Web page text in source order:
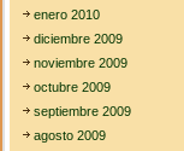
enero 2010
diciembre 2009
noviembre 2009
octubre 2009
septiembre 2009
agosto 2009